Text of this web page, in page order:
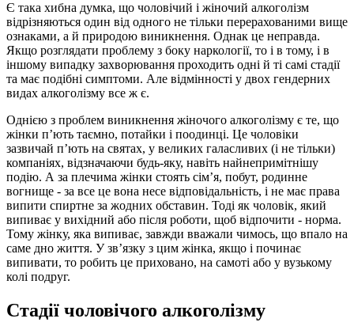
Є така хибна думка, що чоловічий і жіночий алкоголізм
відрізняються один від одного не тільки перерахованими вище
ознаками, а й природою виникнення. Однак це неправда.
Якщо розглядати проблему з боку наркології, то і в тому, і в
іншому випадку захворювання проходить одні й ті самі стадії
та має подібні симптоми. Але відмінності у двох гендерних
видах алкоголізму все ж є.
Однією з проблем виникнення жіночого алкоголізму є те, що
жінки п’ють таємно, потайки і поодинці. Це чоловіки
зазвичай п’ють на святах, у великих галасливих (і не тільки)
компаніях, відзначаючи будь-яку, навіть найнепримітнішу
подію. А за плечима жінки стоять сім’я, побут, родинне
вогнище - за все це вона несе відповідальність, і не має права
випити спиртне за жодних обставин. Тоді як чоловік, який
випиває у вихідний або після роботи, щоб відпочити - норма.
Тому жінку, яка випиває, завжди вважали чимось, що впало на
саме дно життя. У зв’язку з цим жінка, якщо і починає
випивати, то робить це приховано, на самоті або у вузькому
колі подруг.
Стадії чоловічого алкоголізму